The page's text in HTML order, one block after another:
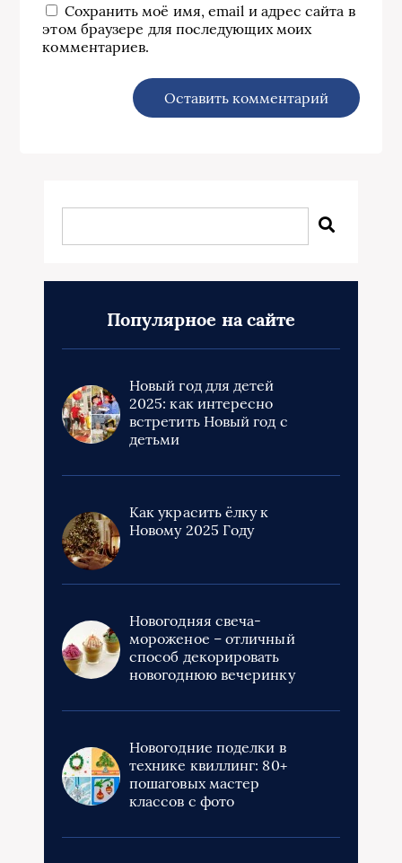
Сохранить моё имя, email и адрес сайта в
этом браузере для последующих моих
комментариев.
Популярное на сайте
Новый год для детей
2025: как интересно
встретить Новый год с
детьми
Как украсить ёлку к
Новому 2025 Году
Новогодняя свеча-
мороженое – отличный
способ декорировать
новогоднюю вечеринку
Новогодние поделки в
технике квиллинг: 80+
пошаговых мастер
классов с фото